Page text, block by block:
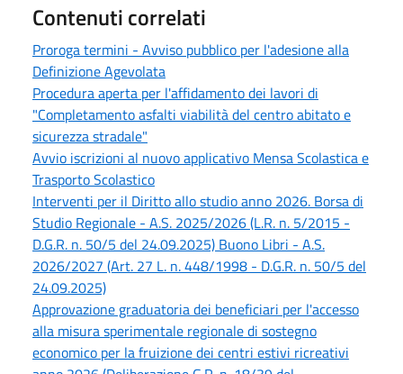
Contenuti correlati
Proroga termini - Avviso pubblico per l'adesione alla
Definizione Agevolata
Procedura aperta per l'affidamento dei lavori di
"Completamento asfalti viabilità del centro abitato e
sicurezza stradale"
Avvio iscrizioni al nuovo applicativo Mensa Scolastica e
Trasporto Scolastico
Interventi per il Diritto allo studio anno 2026. Borsa di
Studio Regionale - A.S. 2025/2026 (L.R. n. 5/2015 -
D.G.R. n. 50/5 del 24.09.2025) Buono Libri - A.S.
2026/2027 (Art. 27 L. n. 448/1998 - D.G.R. n. 50/5 del
24.09.2025)
Approvazione graduatoria dei beneficiari per l'accesso
alla misura sperimentale regionale di sostegno
economico per la fruizione dei centri estivi ricreativi